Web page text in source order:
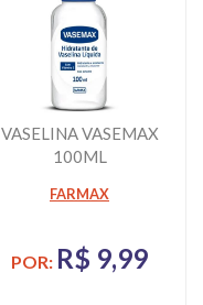
VASELINA VASEMAX
100ML
FARMAX
POR: R$ 9,99